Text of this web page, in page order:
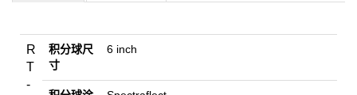
R
T
-
积分球尺
寸
6 inch